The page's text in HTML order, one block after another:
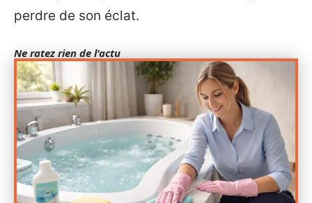
perdre de son éclat.
Ne ratez rien de l'actu